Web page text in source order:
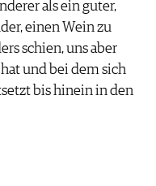
als ein guter,
einen Wein zu
schien, uns aber
und bei dem sich
bis hinein in den